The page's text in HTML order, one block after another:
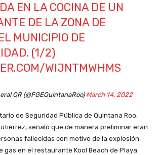
EN LA COCINA DE UN
DE LA ZONA DE
MUNICIPIO DE
. (1/2)
WIJNTMWHMS
QR (@FGEQuintanaRoo)March 14, 2022
de Seguridad Pública de Quintana Roo,
señaló que de manera preliminar eran
fallecidas con motivo de la explosión
gas en el restaurante Kool Beach de Playa